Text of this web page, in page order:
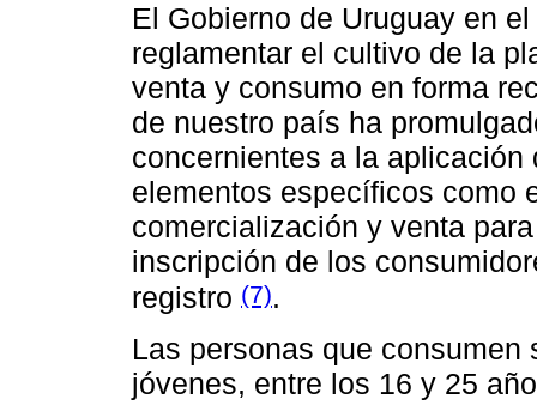
El Gobierno de Uruguay en
reglamentar el cultivo de la
venta y consumo en forma
de nuestro país ha
concernientes a la
elementos específicos como
comercialización y venta
inscripción de los
registro (7).
Las personas que
jóvenes, entre los 16 y 25